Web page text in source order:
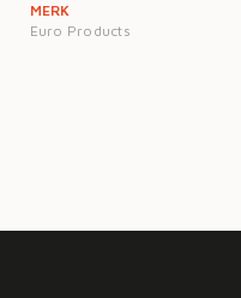
MERK
Euro Products